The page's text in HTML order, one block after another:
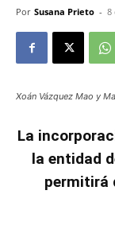
Por Susana Prieto - 8
Xoán Vázquez Mao y
La
la entidad
permitirá